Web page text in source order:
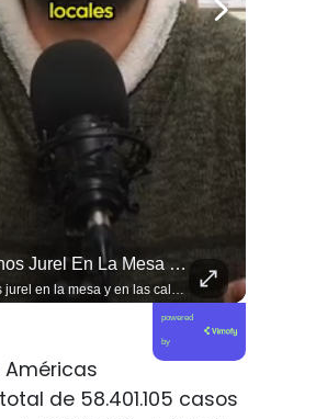
🐟 ¿Menos Jurel En La Mesa Y En Las Caletas?
🐟 ¿Menos jurel en la mesa y en las caletas? El cambio climático y El Niño alteran las aguas chilenas. 🌊🇨🇱 Especialistas advierten que las anomalías térmicas en el océano están desplazando los cardúmenes de jurel hacia zonas más profundas y australes, alejándolos de la costa. El fenómeno golpea directamente el sustento de la pesca artesanal y amenaza la canasta básica familiar, al restringir la oferta de una de las fuentes de proteína más populares y accesibles del país. 📉🎣 🎥 Revisa el análisis científico completo y el impacto en las comunidades costeras en elciudadano.com 🔗 (Link en la biografía). ¿Has notado la escasez o el alza de precio del jurel en tu ciudad? Te leemos en los comentarios. 💬👇🏼
powered
by
Américas
de 58.401.105 casos